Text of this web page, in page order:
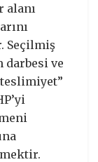
alanı
Seçilmiş
ve